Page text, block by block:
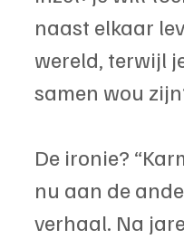
naast elkaar
wereld, terwijl
samen wou
De ironie?
nu aan de
verhaal. Na